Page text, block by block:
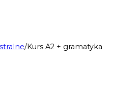
/Kurs A2 + gramatyka